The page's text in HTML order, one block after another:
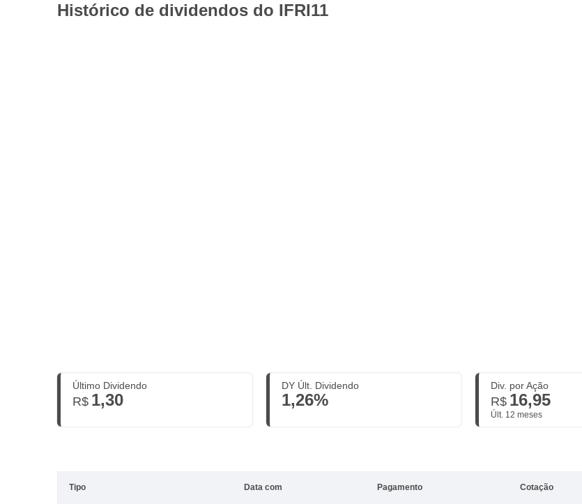
Histórico de dividendos do IFRI11
Último Dividendo
R$ 1,30
DY Últ. Dividendo
1,26%
Div. por Ação
R$ 16,95
Últ. 12 meses
Tipo Data com Pagamento Cotação